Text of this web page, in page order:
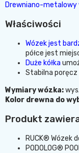
Drewniano-metalowy
Właściwości
Wózek jest
półce jest
Duże kółka
Stabilna poręcz
Wymiary wózka:
Kolor drewna do
Produkt
RUCK® Wózek
PODOLOG®